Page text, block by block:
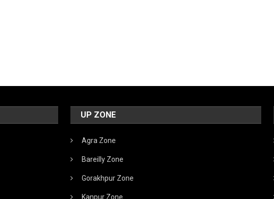
UP ZONE
Agra Zone
Bareilly Zone
Gorakhpur Zone
Kanpur Zone